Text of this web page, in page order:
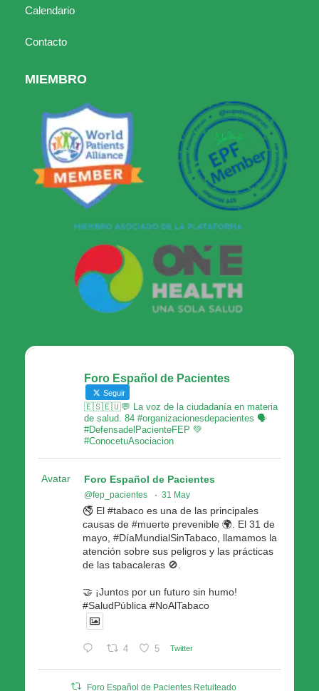
Calendario
Contacto
MIEMBRO
Foro Español de Pacientes
Seguir
🇪🇸🇪🇺💬 La voz de la ciudadanía en materia
de salud. 84 #organizacionesdepacientes 🗣
#DefensadelPacienteFEP 💚
#ConocetuAsociacion
Avatar Foro Español de Pacientes
@fep_pacientes · 31 May
🚭 El #tabaco es una de las principales
causas de #muerte prevenible 🌍. El 31 de
mayo, #DíaMundialSinTabaco, llamamos la
atención sobre sus peligros y las prácticas
de las tabacaleras 🚫.
🤝 ¡Juntos por un futuro sin humo!
#SaludPública #NoAlTabaco
4 5 Twitter
Foro Español de Pacientes Retuiteado